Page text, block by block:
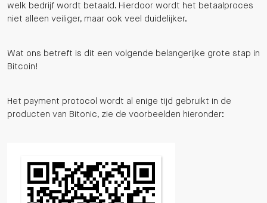
welk bedrijf wordt betaald. Hierdoor wordt het betaalproces
niet alleen veiliger, maar ook veel duidelijker.
Wat ons betreft is dit een volgende belangerijke grote stap in
Bitcoin!
Het payment protocol wordt al enige tijd gebruikt in de
producten van Bitonic, zie de voorbeelden hieronder: